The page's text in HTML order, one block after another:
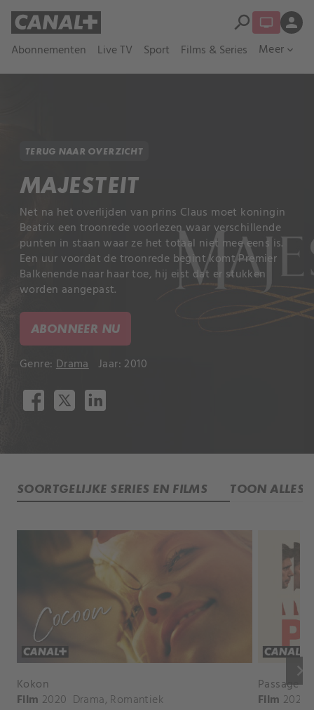
Abonnementen Live TV Sport Films & Series Meer expand_more
search person
TERUG NAAR OVERZICHT
MAJESTEIT
Net na het overlijden van prins Claus moet koningin
Beatrix een troonrede voorlezen waar verschillende
punten in staan waar ze het totaal niet mee eens is.
Een uur voordat de troonrede begint komt Premier
Balkenende naar haar toe, hij eist dat er stukken
worden aangepast.
ABONNEER NU
Genre: Drama Jaar: 2010
SOORTGELIJKE SERIES EN FILMS TOON ALLES
keyboard_arrow_right
Kokon
Film 2020 Drama, Romantiek
Passages
Film 2023